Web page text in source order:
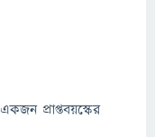
প্রাপ্তবয়স্কের